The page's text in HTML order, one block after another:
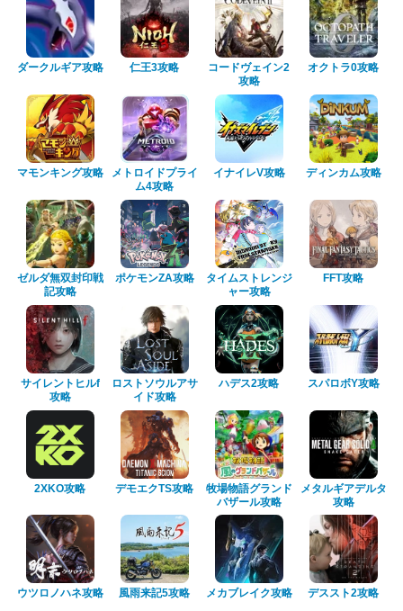
ダークルギア攻略 仁王3攻略
コードヴェイン2
攻略
オクトラ0攻略
マモンキング攻略
メトロイドプライ
ム4攻略
イナイレV攻略 ディンカム攻略
ゼルダ無双封印戦
記攻略
ポケモンZA攻略
タイムストレンジ
ャー攻略
FFT攻略
サイレントヒルf
攻略
ロストソウルアサ
イド攻略
ハデス2攻略 スパロボY攻略
2XKO攻略 デモエクTS攻略
牧場物語グランド
バザール攻略
メタルギアデルタ
攻略
ウツロノハネ攻略 風雨来記5攻略 メカブレイク攻略 デススト2攻略